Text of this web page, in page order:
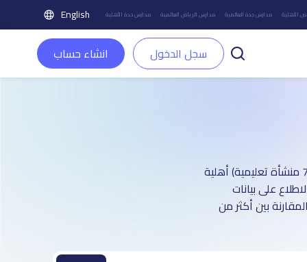
الأهلية مدارس جدة العالمية مدارس الرياض العالمية مدارس جدة الأهلية English
سجل الدخول انشاء حساب
دليل مدارس مدينة ينبع الأهلية : أكثر من 3 صفحة تعريفية (تغطي أكثر من 7,500 منشأة تعليمية) أهلية
على بيانات
بين أكثر من